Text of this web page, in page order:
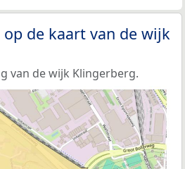
de kaart van de wijk
van de wijk Klingerberg.